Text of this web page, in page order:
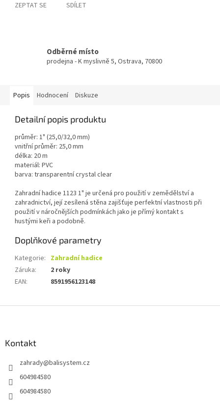
ZEPTAT SE SDÍLET
Odběrné místo
prodejna - K myslivně 5, Ostrava, 70800
Popis Hodnocení Diskuze
Detailní popis produktu
průměr: 1" (25,0/32,0 mm)
vnitřní průměr: 25,0 mm
délka: 20 m
materiál: PVC
barva: transparentní crystal clear
Zahradní hadice 1123 1" je určená pro použití v zemědělství a
zahradnictví, její zesílená stěna zajišťuje perfektní vlastnosti při
použití v náročnějších podmínkách jako je přímý kontakt s
hustými keři a podobně.
Doplňkové parametry
Kategorie: Zahradní hadice
Záruka:
2 roky
EAN: 8591956123148
Kontakt
zahrady@balisystem.cz
604984580
604984580